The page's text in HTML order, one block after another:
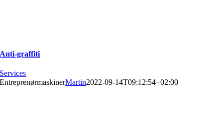
Anti-graffiti
Services
EntreprenørmaskinerMartin2022-09-14T09:12:54+02:00